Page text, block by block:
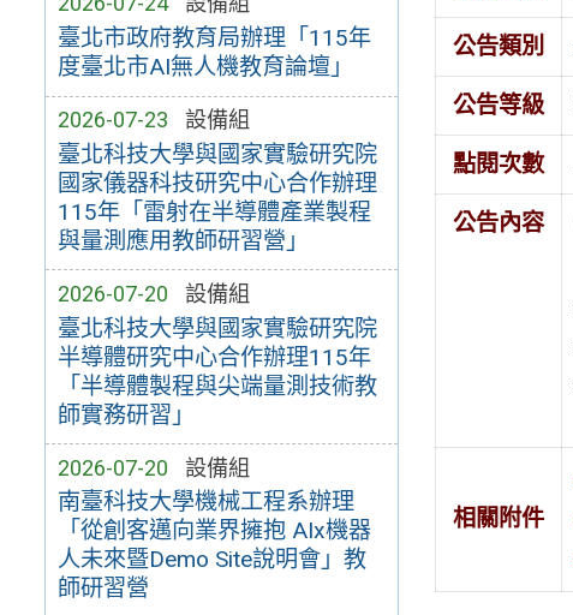
臺北市政府教育局辦理「115年
度臺北市AI無人機教育論壇」
2026-07-23 設備組
臺北科技大學與國家實驗研究院
國家儀器科技研究中心合作辦理
115年「雷射在半導體產業製程
與量測應用教師研習營」
2026-07-20 設備組
臺北科技大學與國家實驗研究院
半導體研究中心合作辦理115年
「半導體製程與尖端量測技術教
師實務研習」
2026-07-20 設備組
南臺科技大學機械工程系辦理
「從創客邁向業界擁抱 AIx機器
人未來暨Demo Site說明會」教
師研習營
公告類別
公告等級
點閱次數
公告內容
相關附件